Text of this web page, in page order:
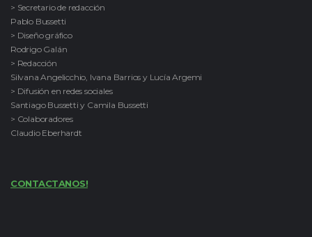
> Secretario de redacción
Pablo Bussetti
> Diseño gráfico
Rodrigo Galán
> Redacción
Silvana Angelicchio, Ivana Barrios y Lucía Argemi
> Difusión en redes sociales
Santiago Bussetti y Camila Bussetti
> Colaboradores
Claudio Eberhardt
CONTACTANOS!